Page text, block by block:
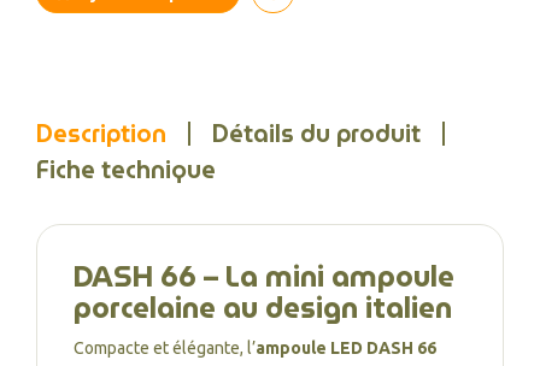
Description
Détails du produit
Fiche technique
DASH 66 – La mini ampoule
porcelaine au design italien
Compacte et élégante, l’ampoule LED DASH 66